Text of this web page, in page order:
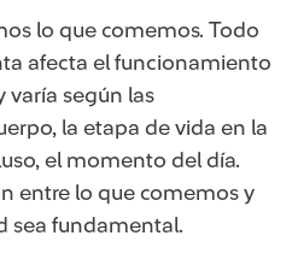
lo que comemos. Todo
afecta el funcionamiento
varía según las
la etapa de vida en la
el momento del día.
entre lo que comemos y
sea fundamental.